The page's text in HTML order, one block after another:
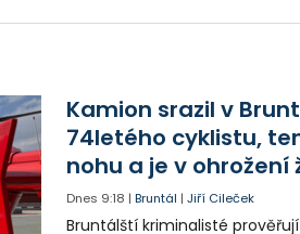
Kamion srazil v
74letého cyklistu,
nohu a je v ohrožení
Dnes 9:18 |Bruntál |Jiří Cileček
Bruntálští kriminalisté